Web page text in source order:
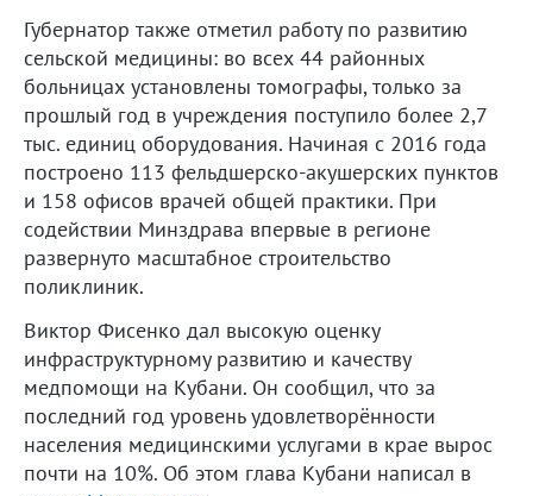
Губернатор также отметил работу по развитию
сельской медицины: во всех 44 районных
больницах установлены томографы, только за
прошлый год в учреждения поступило более 2,7
тыс. единиц оборудования. Начиная с 2016 года
построено 113 фельдшерско-акушерских пунктов
и 158 офисов врачей общей практики. При
содействии Минздрава впервые в регионе
развернуто масштабное строительство
поликлиник.
Виктор Фисенко дал высокую оценку
инфраструктурному развитию и качеству
медпомощи на Кубани. Он сообщил, что за
последний год уровень удовлетворённости
населения медицинскими услугами в крае вырос
почти на 10%. Об этом глава Кубани написал в